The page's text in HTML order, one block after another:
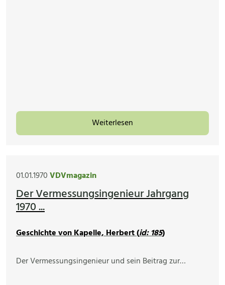
Weiterlesen
01.01.1970VDVmagazin
Der Vermessungsingenieur Jahrgang
1970 ...
Geschichte von Kapelle, Herbert (id: 185)
Der Vermessungsingenieur und sein Beitrag zur…